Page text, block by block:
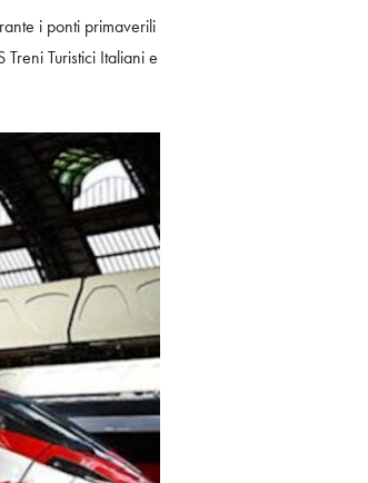
i ponti primaverili
Turistici Italiani e